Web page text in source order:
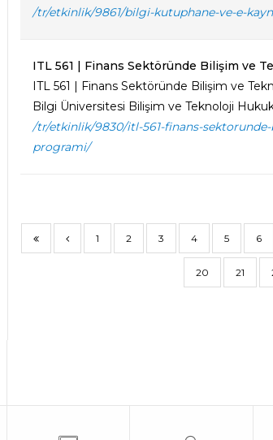
/tr/etkinlik/9861/bilgi-kutuphane-ve-e-
ITL 561 | Finans Sektöründe Bilişim ve
ITL 561 | Finans Sektöründe Bilişim ve
Bilgi Üniversitesi Bilişim ve Teknoloji
/tr/etkinlik/9830/itl-561-finans-
programi/
1 2 3 4 5 6
20 21